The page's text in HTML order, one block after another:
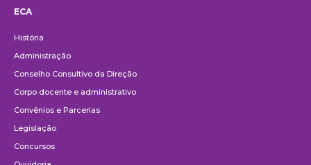
ECA
História
Administração
Conselho Consultivo da Direção
Corpo docente e administrativo
Convênios e Parcerias
Legislação
Concursos